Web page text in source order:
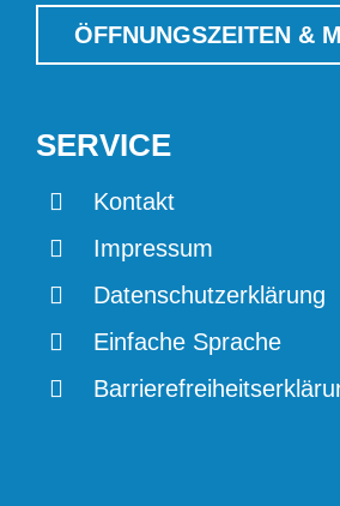
ÖFFNUNGSZEITEN &
SERVICE
Kontakt
Impressum
Datenschutzerklärung
Einfache Sprache